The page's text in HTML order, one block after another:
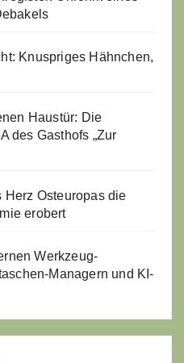
Knuspriges Hähnchen,
Haustür: Die
des Gasthofs „Zur
Herz Osteuropas die
erobert
Werkzeug-
Managern und KI-